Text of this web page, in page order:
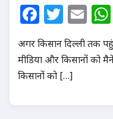
अगर किसान दिल्ली तक
मीडिया और किसानों को
किसानों को […]